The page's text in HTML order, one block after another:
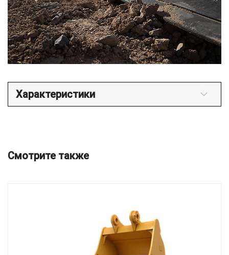
Характеристики
Смотрите также